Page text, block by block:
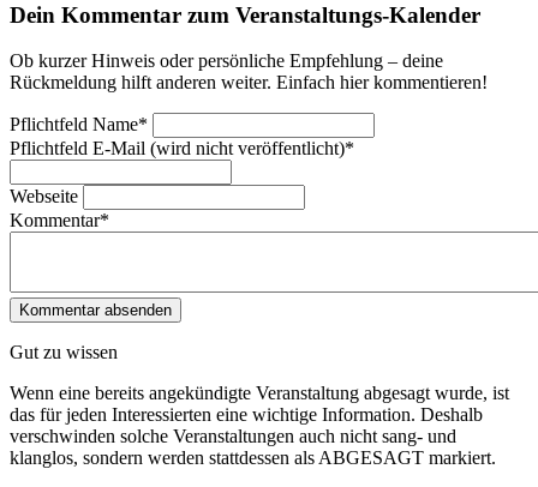
Dein Kommentar zum Veranstaltungs-Kalender
Ob kurzer Hinweis oder persönliche Empfehlung – deine
Rückmeldung hilft anderen weiter. Einfach hier kommentieren!
Pflichtfeld Name*
Pflichtfeld E-Mail (wird nicht veröffentlicht)*
Webseite
Kommentar*
Gut zu wissen
Wenn eine bereits ange­kündigte Veranstaltung abgesagt wurde, ist
das für jeden Interessierten eine wichtige Information. Deshalb
verschwinden solche Veran­staltungen auch nicht sang- und
klanglos, sondern werden statt­dessen alsABGESAGT markiert.